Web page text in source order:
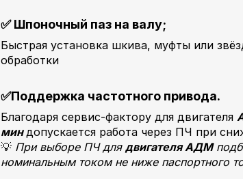
✅Шпоночный паз на валу;
Быстрая установка шкива, муфты или
обработки
✅Поддержка частотного привода.
Благодаря сервис-фактору для двигателя
мин допускается работа через ПЧ при
💡 При выборе ПЧ для двигателя АДМ
номинальным током не ниже паспортного